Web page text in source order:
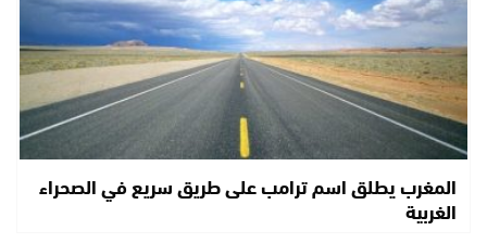
المغرب يطلق اسم ترامب على طريق سريع في الصحراء
الغربية